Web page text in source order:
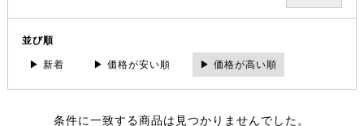
並び順
▶ 新着 ▶ 価格が安い順 ▶ 価格が高い順
条件に一致する商品は見つかりませんでした。